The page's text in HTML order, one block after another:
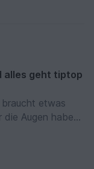
alles geht tiptop
etwas
die Augen habe
verwendet die
zum
Ich habe